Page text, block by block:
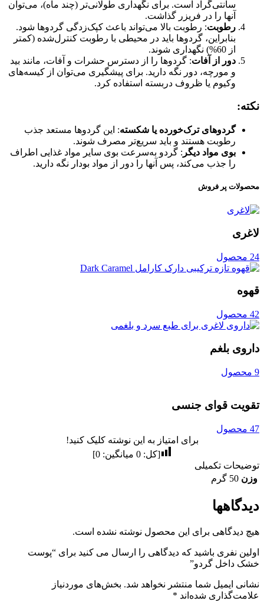
سانتی‌گراد است. برای نگهداری طولانی‌تر (چند ماه)، می‌توان
آنها را در فریزر گذاشت.
رطوبت: رطوبت بالا می‌تواند باعث کپک‌زدگی گردوها شود.
بنابراین، گردوها باید در محیطی با رطوبت کنترل‌شده (کمتر
از 60%) نگهداری شوند.
دور از آفات: گردوها را از دسترس حشرات و آفات، مانند بید
و مورچه، دور نگه دارید. برای پیشگیری می‌توان از کیسه‌های
وکیوم یا ظروف دربسته استفاده کرد.
نکته:
گردوهای ترک‌خورده یا شکسته: این گردوها مستعد جذب
رطوبت هستند و باید سریع‌تر مصرف شوند.
بوی مواد دیگر : گردو به‌سرعت بوی سایر مواد غذایی اطراف
را جذب می‌کند، پس آنها را دور از مواد بودار نگه دارید.
محصولات پر فروش
لاغری
24 محصول
قهوه
42 محصول
داروی بلغم
9 محصول
تقویت قوای جنسی
47 محصول
برای امتیاز به این نوشته کلیک کنید!
[کل:0 میانگین:0
]
توضیحات تکمیلی
وزن 50 گرم
دیدگاهها
هیچ دیدگاهی برای این محصول نوشته نشده است.
اولین نفری باشید که دیدگاهی را ارسال می کنید برای “پوست
خشک داخل گردو”
نشانی ایمیل شما منتشر نخواهد شد. بخش‌های موردنیاز
علامت‌گذاری شده‌اند *